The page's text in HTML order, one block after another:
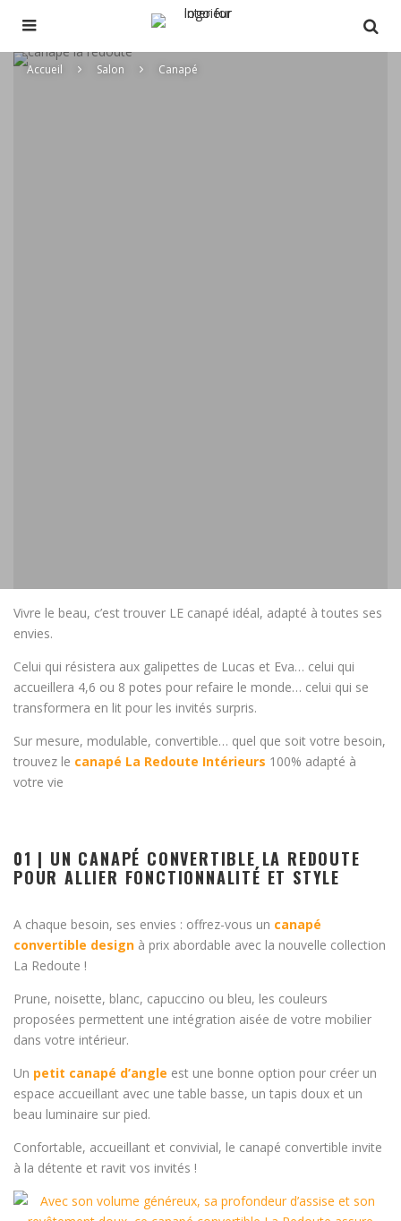
Accueil Salon Canapé
Vivre le beau, c’est trouver LE canapé idéal, adapté à toutes ses
envies.
Celui qui résistera aux galipettes de Lucas et Eva… celui qui
accueillera 4,6 ou 8 potes pour refaire le monde… celui qui se
transformera en lit pour les invités surpris.
Sur mesure, modulable, convertible… quel que soit votre besoin,
trouvez le canapé La Redoute Intérieurs 100% adapté à
votre vie
01 | UN CANAPÉ CONVERTIBLE LA REDOUTE
POUR ALLIER FONCTIONNALITÉ ET STYLE
A chaque besoin, ses envies : offrez-vous un canapé
convertible design à prix abordable avec la nouvelle collection
La Redoute !
Prune, noisette, blanc, capuccino ou bleu, les couleurs
proposées permettent une intégration aisée de votre mobilier
dans votre intérieur.
Un petit canapé d’angle est une bonne option pour créer un
espace accueillant avec une table basse, un tapis doux et un
beau luminaire sur pied.
Confortable, accueillant et convivial, le canapé convertible invite
à la détente et ravit vos invités !